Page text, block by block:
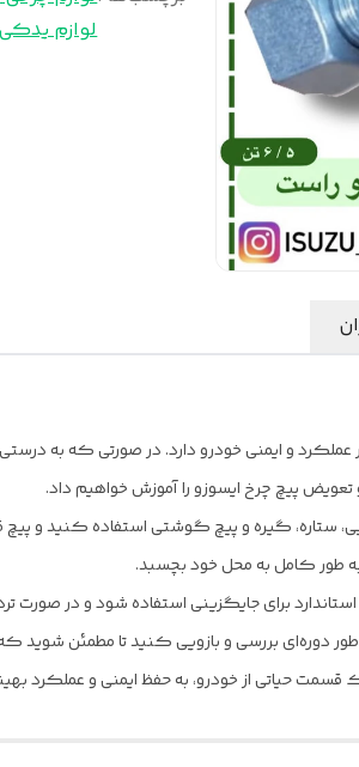
لوازم
عملکرد و ایمنی خودرو دارد. در صورتی که به
پیچ چرخ ایسوزو را آموزش خواهیم داد.
ستاره، گیره و پیچ گوشتی استفاده کنید و
به طور کامل به محل خود بچسبد.
برای جایگزینی استفاده شود و در
دوره‌ای بررسی و بازویی کنید تا مطمئن شوید که
قسمت حیاتی از خودرو، به حفظ ایمنی و عملکرد